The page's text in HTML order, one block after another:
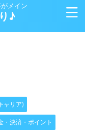
メイン
♪
ャリア)
・決済・ポイント